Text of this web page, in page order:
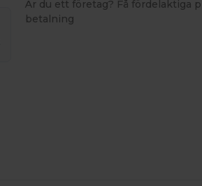
Är du ett företag? Få fördelaktiga
betalning